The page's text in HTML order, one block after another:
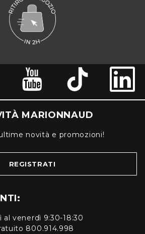
MARIONNAUD
novità e promozioni!
REGISTRATI
al venerdì 9:30-18:30
800.914.998